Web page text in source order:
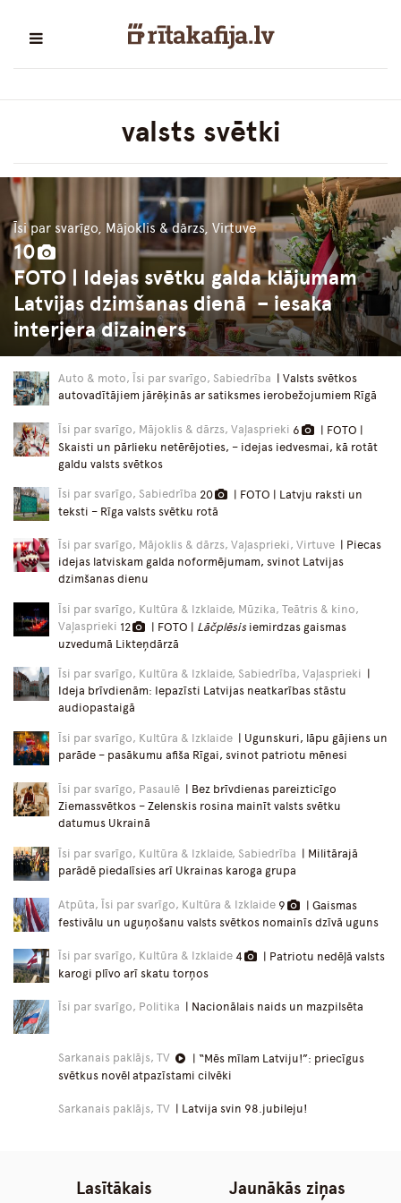
valsts svētki
Īsi par svarīgo, Mājoklis & dārzs, Virtuve
10
FOTO | Idejas svētku galda klājumam
Latvijas dzimšanas dienā – iesaka
interjera dizainers
Auto & moto, Īsi par svarīgo, Sabiedrība | Valsts svētkos
autovadītājiem jārēķinās ar satiksmes ierobežojumiem Rīgā
Īsi par svarīgo, Mājoklis & dārzs, Vaļasprieki 6
| FOTO |
Skaisti un pārlieku netērējoties, – idejas iedvesmai, kā rotāt
galdu valsts svētkos
Īsi par svarīgo, Sabiedrība 20
| FOTO | Latvju raksti un
teksti – Rīga valsts svētku rotā
Īsi par svarīgo, Mājoklis & dārzs, Vaļasprieki, Virtuve | Piecas
idejas latviskam galda noformējumam, svinot Latvijas
dzimšanas dienu
Īsi par svarīgo, Kultūra & Izklaide, Mūzika, Teātris & kino,
Vaļasprieki 12 | FOTO | Lāčplēsisiemirdzas gaismas
uzvedumā Likteņdārzā
Īsi par svarīgo, Kultūra & Izklaide, Sabiedrība, Vaļasprieki |
Ideja brīvdienām: Iepazīsti Latvijas neatkarības stāstu
audiopastaigā
Īsi par svarīgo, Kultūra & Izklaide | Ugunskuri, lāpu gājiens un
parāde – pasākumu afiša Rīgai, svinot patriotu mēnesi
Īsi par svarīgo, Pasaulē | Bez brīvdienas pareizticīgo
Ziemassvētkos – Zelenskis rosina mainīt valsts svētku
datumus Ukrainā
Īsi par svarīgo, Kultūra & Izklaide, Sabiedrība | Militārajā
parādē piedalīsies arī Ukrainas karoga grupa
Atpūta, Īsi par svarīgo, Kultūra & Izklaide 9
| Gaismas
festivālu un uguņošanu valsts svētkos nomainīs dzīvā uguns
Īsi par svarīgo, Kultūra & Izklaide 4
| Patriotu nedēļā valsts
karogi plīvo arī skatu torņos
Īsi par svarīgo, Politika | Nacionālais naids un mazpilsēta
Sarkanais paklājs, TV
| “Mēs mīlam Latviju!”: priecīgus
svētkus novēl atpazīstami cilvēki
Sarkanais paklājs, TV | Latvija svin 98.jubileju!
Lasītākais Jaunākās ziņas